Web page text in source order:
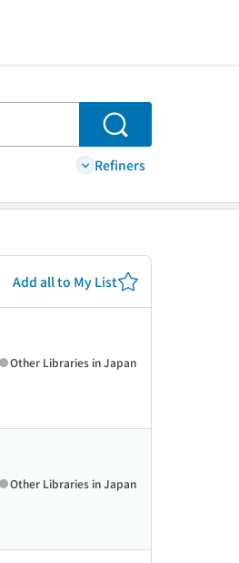
Search
Refiners
Add all to My List
Other Libraries in Japan
Other Libraries in Japan